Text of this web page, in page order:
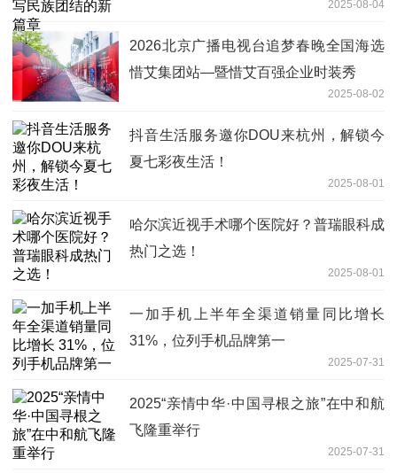
2025-08-04
2026北京广播电视台追梦春晚全国海选
惜艾集团站—暨惜艾百强企业时装秀
2025-08-02
抖音生活服务邀你DOU来杭州，解锁今
夏七彩夜生活！
2025-08-01
哈尔滨近视手术哪个医院好？普瑞眼科成
热门之选！
2025-08-01
一加手机上半年全渠道销量同比增长
31%，位列手机品牌第一
2025-07-31
2025“亲情中华·中国寻根之旅”在中和航
飞隆重举行
2025-07-31